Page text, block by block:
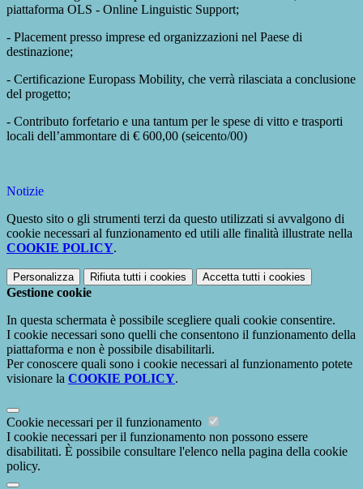
piattaforma OLS - Online Linguistic Support;
- Placement presso imprese ed organizzazioni nel Paese di
destinazione;
- Certificazione Europass Mobility, che verrà rilasciata a conclusione
del progetto;
- Contributo forfetario e una tantum per le spese di vitto e trasporti
locali dell’ammontare di € 600,00 (seicento/00)
Notizie
Questo sito o gli strumenti terzi da questo utilizzati si avvalgono di
cookie necessari al funzionamento ed utili alle finalità illustrate nella
COOKIE POLICY.
Personalizza Rifiuta tutti i cookies Accetta tutti i cookies
Gestione cookie
In questa schermata è possibile scegliere quali cookie consentire.
I cookie necessari sono quelli che consentono il funzionamento della
piattaforma e non è possibile disabilitarli.
Per conoscere quali sono i cookie necessari al funzionamento potete
visionare la COOKIE POLICY.
Cookie necessari per il funzionamento
I cookie necessari per il funzionamento non possono essere
disabilitati. È possibile consultare l'elenco nella pagina della cookie
policy.